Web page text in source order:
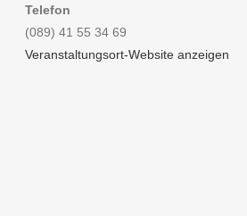
Telefon
(089) 41 55 34 69
Veranstaltungsort-Website anzeigen